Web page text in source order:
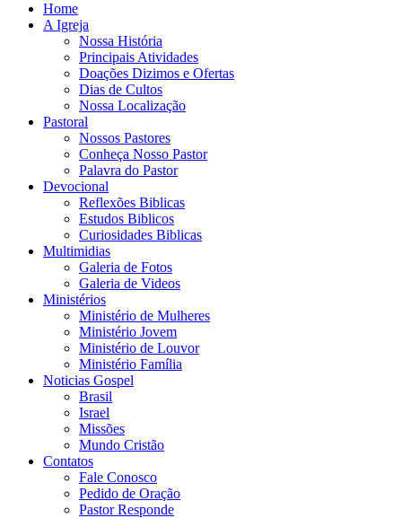
Home
A Igreja
Nossa História
Principais Atividades
Doações Dizimos e Ofertas
Dias de Cultos
Nossa Localização
Pastoral
Nossos Pastores
Conheça Nosso Pastor
Palavra do Pastor
Devocional
Reflexões Biblicas
Estudos Biblicos
Curiosidades Biblicas
Multimidias
Galeria de Fotos
Galeria de Videos
Ministérios
Ministério de Mulheres
Ministério Jovem
Ministério de Louvor
Ministério Família
Noticias Gospel
Brasil
Israel
Missões
Mundo Cristão
Contatos
Fale Conosco
Pedido de Oração
Pastor Responde